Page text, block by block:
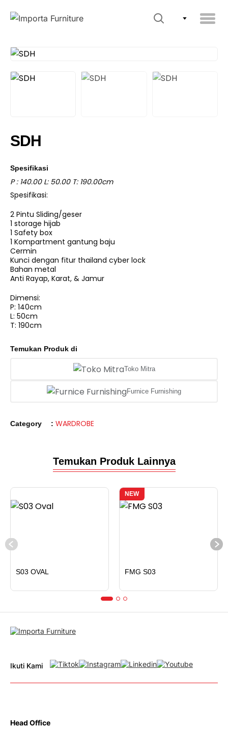
SDH
Spesifikasi
P : 140.00 L: 50.00 T: 190.00cm
Spesifikasi:
2 Pintu Sliding/geser
1 storage hijab
1 Safety box
1 Kompartment gantung baju
Cermin
Kunci dengan fitur thailand cyber lock
Bahan metal
Anti Rayap, Karat, & Jamur
Dimensi:
P: 140cm
L: 50cm
T: 190cm
Temukan Produk di
Toko Mitra
Furnice Furnishing
Category : WARDROBE
Temukan Produk Lainnya
S03 OVAL
NEW
FMG S03
Ikuti Kami
Head Office